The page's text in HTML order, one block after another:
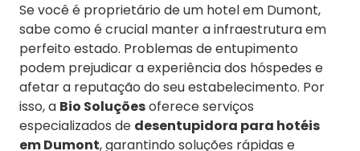
Se você é proprietário de um hotel em Dumont,
sabe como é crucial manter a infraestrutura em
perfeito estado. Problemas de entupimento
podem prejudicar a experiência dos hóspedes e
afetar a reputação do seu estabelecimento. Por
isso, a Bio Soluçõesoferece serviços
especializados de desentupidora para hotéis
em Dumont, garantindo soluções rápidas e